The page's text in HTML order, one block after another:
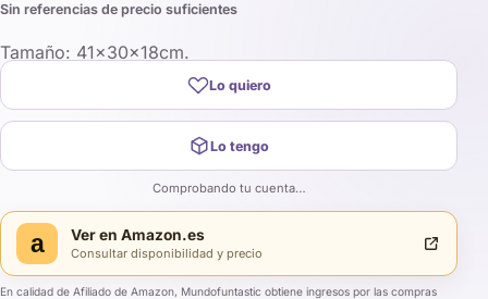
Sin referencias de precio suficientes
Tamaño: 41x30x18cm.
Lo quiero
Lo tengo
Comprobando tu cuenta…
a Ver en Amazon.es
Consultar disponibilidad y precio
En calidad de Afiliado de Amazon, Mundofuntastic obtiene ingresos por las compras